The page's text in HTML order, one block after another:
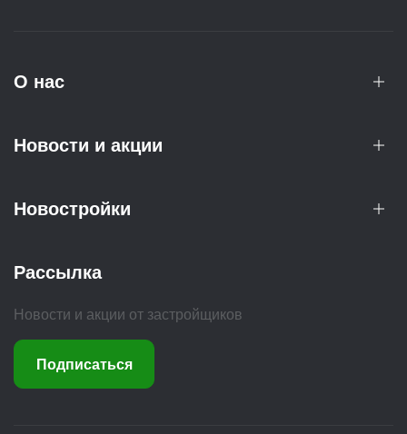
О нас
Новости и акции
Новостройки
Рассылка
Новости и акции от застройщиков
Подписаться